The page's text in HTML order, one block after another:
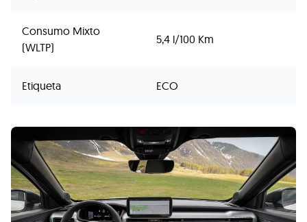
Consumo Mixto
(WLTP)
5,4 l/100 Km
Etiqueta ECO